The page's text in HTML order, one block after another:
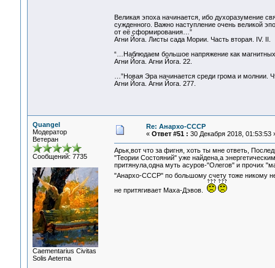
Великая эпоха начинается, ибо духоразумение
сужденного. Важно наступление очень великой
от её сформирования…”
Агни Йога. Листы сада Мории. Часть вторая. IV. II.
“…Наблюдаем большое напряжение как
Агни Йога. Агни Йога. 22.
…”Новая Эра начинается среди грома и молнии.
Агни Йога. Агни Йога. 277.
Quangel
Модератор
Ветеран
Сообщений: 7735
Сaementarius Civitas
Solis Aeterna
Re: Анархо-СССР
« Ответ #51 : 30 Декабря 2018, 01:53:53
Арьк,вот что за фигня, хоть ты мне ответь,
"Теории Состояний" уже найдена,а
притянула,одна муть асуров-"Олегов" и прочих
"Анархо-СССР" по большому счету тоже никому
не притягивает Маха-Дэвов.